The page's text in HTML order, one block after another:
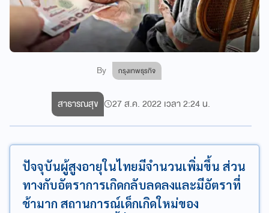
By กรุงเทพธุรกิจ
สาธารณสุข 27 ส.ค. 2022 เวลา 2:24 น.
ปัจจุบันผู้สูงอายุในไทยมีจำนวนเพิ่มขึ้น ส่วน
ทางกับอัตราการเกิดกลับลดลงและมีอัตราที่
ช้ามาก สถานการณ์เด็กเกิดใหม่ของ